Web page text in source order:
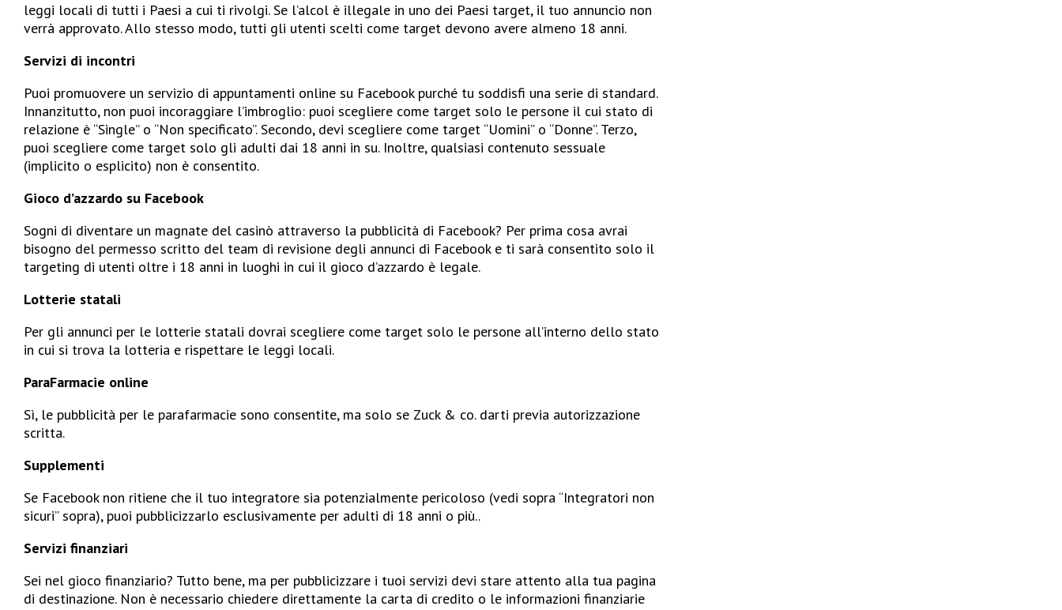
leggi locali di tutti i Paesi a cui ti rivolgi. Se l’alcol è illegale in uno dei Paesi target, il tuo annuncio non
verrà approvato. Allo stesso modo, tutti gli utenti scelti come target devono avere almeno 18 anni.
Servizi di incontri
Puoi promuovere un servizio di appuntamenti online su Facebook purché tu soddisfi una serie di standard.
Innanzitutto, non puoi incoraggiare l’imbroglio: puoi scegliere come target solo le persone il cui stato di
relazione è “Single” o “Non specificato”. Secondo, devi scegliere come target “Uomini” o “Donne”. Terzo,
puoi scegliere come target solo gli adulti dai 18 anni in su. Inoltre, qualsiasi contenuto sessuale
(implicito o esplicito) non è consentito.
Gioco d’azzardo su Facebook
Sogni di diventare un magnate del casinò attraverso la pubblicità di Facebook? Per prima cosa avrai
bisogno del permesso scritto del team di revisione degli annunci di Facebook e ti sarà consentito solo il
targeting di utenti oltre i 18 anni in luoghi in cui il gioco d’azzardo è legale.
Lotterie statali
Per gli annunci per le lotterie statali dovrai scegliere come target solo le persone all’interno dello stato
in cui si trova la lotteria e rispettare le leggi locali.
ParaFarmacie online
Sì, le pubblicità per le parafarmacie sono consentite, ma solo se Zuck & co. darti previa autorizzazione
scritta.
Supplementi
Se Facebook non ritiene che il tuo integratore sia potenzialmente pericoloso (vedi sopra “Integratori non
sicuri” sopra), puoi pubblicizzarlo esclusivamente per adulti di 18 anni o più..
Servizi finanziari
Sei nel gioco finanziario? Tutto bene, ma per pubblicizzare i tuoi servizi devi stare attento alla tua pagina
di destinazione. Non è necessario chiedere direttamente la carta di credito o le informazioni finanziarie